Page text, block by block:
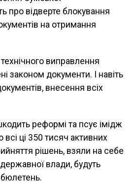
про відверте блокування
на отримання
виправлення
законом документи. І навіть
внесення всіх
реформі та псує імідж
ці 350 тисяч активних
рішень, взяли на себе
влади, будуть